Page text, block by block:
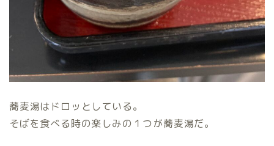
蕎麦湯はドロッとしている。
そばを食べる時の楽しみの１つが蕎麦湯だ。